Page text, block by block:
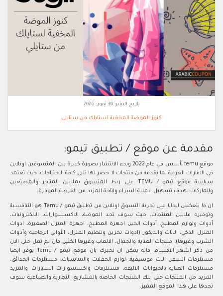
تاريخ النشر:30 تموز, 2026
كنوز الموضة المخفية لستايلك من ستايلي
مقدمة عن موقع / تطبيق تيمو:
موقع temu تأسس في عام 2022 وبدء الانتشار بصورة كبيرة بين المتسوقين اونلاين
في الامارات العربية لما يقدمه من منتجات لا حصر لها تلبي كافة الاحتياجات، حيث تعتمد
سياسة موقع تيمو / TEMU على ربط المتسوق بملايين المتاجر والمصنعين
والماركات بهدف تسهيل عملية الشراء واتاحة المزيد من الفرصة الموفرة.
ان ما ينعكس ايجابا على تجربة التسوق اونلاين من تطبيق تيمو / Temu هو التنافسية
وتوفيره ملايين المنتجات، حيث سوف تجد الموضة، الاكسسوارات، الالكترونيات،
أدوات ولوازم المطبخ، أدوات الخبز، اجهزة المطبخ، اجهزة المنزل الصغيرة، ادوات
المنزل الذكي، الاثاث والديكور (ادوات تخزين وتنظيم المنزل، الأواني الزجاجية وأدوات
الشرب وغيرها)، منتجات العناية والجمال، الالعاب وغيرها الكثير، فان لم تمل حتى الان
من ذكر اشهر الاقسام، فانه يمكن ان نخبرك بان موقع تيمو / Temu يوفر ايضا
مستلزمات السفر، الات موسيقية، لوازم الحفلات والمناسبات، مستلزمات الحدائق،
مستلزمات العناية بالحيوانات الاليفة، مستلزمات واكسسوارات السيارات والمزيد
المزيد من المنتجات حتى تلك المنتجات الخاصة بالمشاريع التجارية والصناعية سوف
تجدها على هذا الموقع المميز.